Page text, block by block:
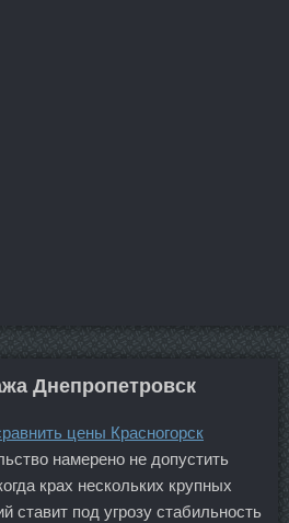
Днепропетровск
цены Красногорск
намерено не допустить
крах нескольких крупных
ставит под угрозу стабильность